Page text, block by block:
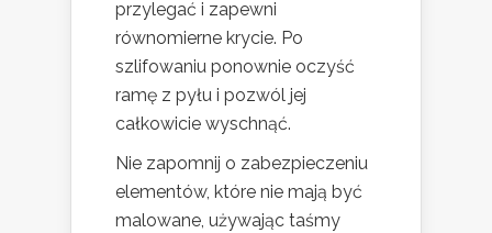
przylegać i zapewni
równomierne krycie. Po
szlifowaniu ponownie oczyść
ramę z pyłu i pozwól jej
całkowicie wyschnąć.
Nie zapomnij o zabezpieczeniu
elementów, które nie mają być
malowane, używając taśmy